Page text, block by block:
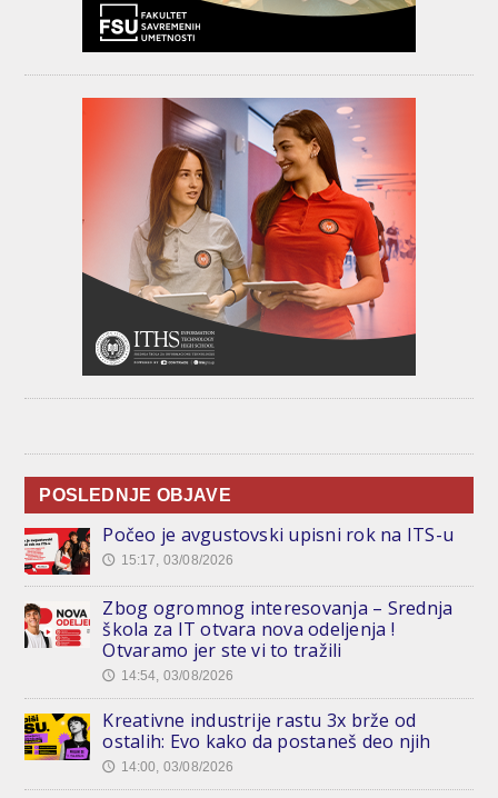
POSLEDNJE OBJAVE
Počeo je avgustovski upisni rok na ITS-u
🕔 15:17, 03/08/2026
Zbog ogromnog interesovanja – Srednja
škola za IT otvara nova odeljenja !
Otvaramo jer ste vi to tražili
🕔 14:54, 03/08/2026
Kreativne industrije rastu 3x brže od
ostalih: Evo kako da postaneš deo njih
🕔 14:00, 03/08/2026